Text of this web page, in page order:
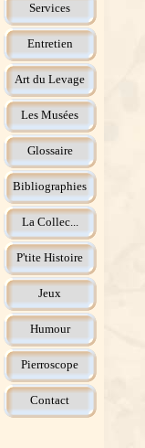
Services
Entretien
Art du Levage
Les Musées
Glossaire
Bibliographies
La Collec...
P'tite Histoire
Jeux
Humour
Pierroscope
Contact